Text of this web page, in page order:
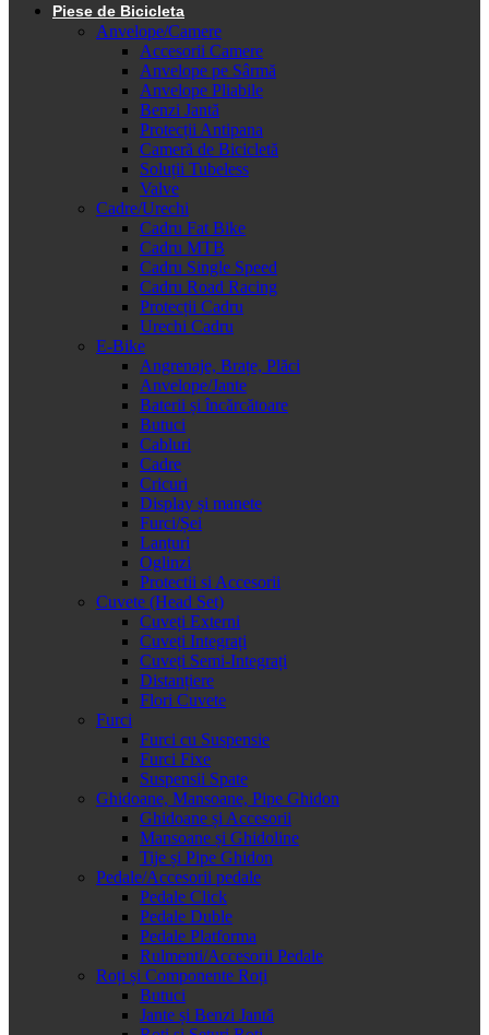
Piese de Bicicleta
Anvelope/Camere
Accesorii Camere
Anvelope pe Sârmă
Anvelope Pliabile
Benzi Jantă
Protecții Antipana
Cameră de Bicicletă
Soluții Tubeless
Valve
Cadre/Urechi
Cadru Fat Bike
Cadru MTB
Cadru Single Speed
Cadru Road Racing
Protecții Cadru
Urechi Cadru
E-Bike
Angrenaje, Brațe, Plăci
Anvelope/Jante
Baterii și încărcătoare
Butuci
Cabluri
Cadre
Cricuri
Display și manete
Furci/Șei
Lanțuri
Oglinzi
Protectii si Accesorii
Cuvete (Head Set)
Cuveți Externi
Cuveți Integrați
Cuveți Semi-Integrați
Distanțiere
Flori Cuvete
Furci
Furci cu Suspensie
Furci Fixe
Suspensii Spate
Ghidoane, Mansoane, Pipe Ghidon
Ghidoane și Accesorii
Mansoane și Ghidoline
Tije și Pipe Ghidon
Pedale/Accesorii pedale
Pedale Click
Pedale Duble
Pedale Platforma
Rulmenti/Accesorii Pedale
Roți și Componente Roți
Butuci
Jante și Benzi Jantă